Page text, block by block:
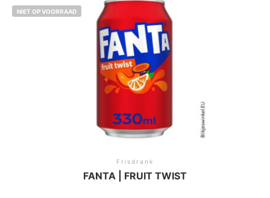
NIET OP VOORRAAD
Frisdrank
FANTA | FRUIT TWIST